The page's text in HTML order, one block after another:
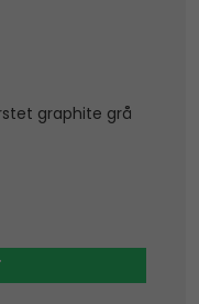
graphite grå